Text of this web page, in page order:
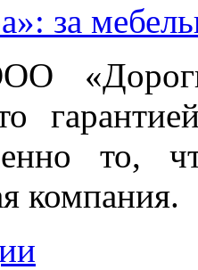
за
то,
компания.